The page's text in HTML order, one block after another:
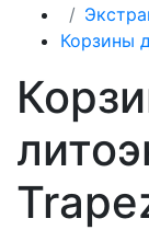
Корзины